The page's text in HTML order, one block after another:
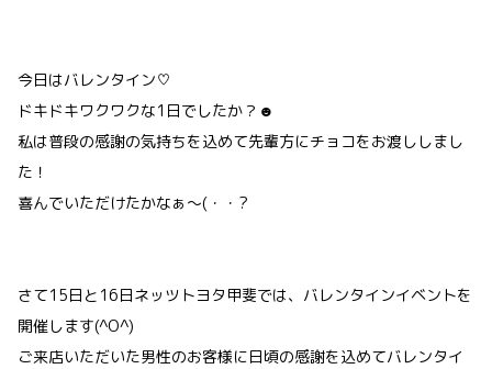
今日はバレンタイン♡
ドキドキワクワクな1日でしたか？☻
私は普段の感謝の気持ちを込めて先輩方にチョコをお渡ししまし
た！
喜んでいただけたかなぁ～(・・?
さて15日と16日ネッツトヨタ甲斐では、バレンタインイベントを
開催します(^O^)
ご来店いただいた男性のお客様に日頃の感謝を込めてバレンタイ